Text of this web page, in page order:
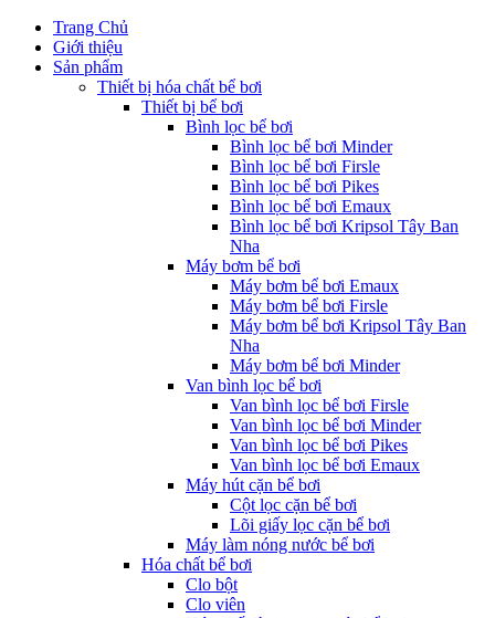
Trang Chủ
Giới thiệu
Sản phẩm
Thiết bị hóa chất bể bơi
Thiết bị bể bơi
Bình lọc bể bơi
Bình lọc bể bơi Minder
Bình lọc bể bơi Firsle
Bình lọc bể bơi Pikes
Bình lọc bể bơi Emaux
Bình lọc bể bơi Kripsol Tây Ban
Nha
Máy bơm bể bơi
Máy bơm bể bơi Emaux
Máy bơm bể bơi Firsle
Máy bơm bể bơi Kripsol Tây Ban
Nha
Máy bơm bể bơi Minder
Van bình lọc bể bơi
Van bình lọc bể bơi Firsle
Van bình lọc bể bơi Minder
Van bình lọc bể bơi Pikes
Van bình lọc bể bơi Emaux
Máy hút cặn bể bơi
Cột lọc cặn bể bơi
Lõi giấy lọc cặn bể bơi
Máy làm nóng nước bể bơi
Hóa chất bể bơi
Clo bột
Clo viên